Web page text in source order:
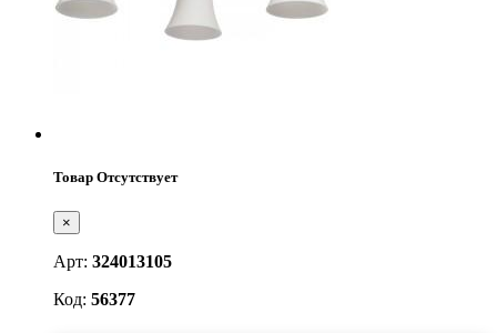
Товар Отсутствует
×
Арт: 324013105
Код: 56377